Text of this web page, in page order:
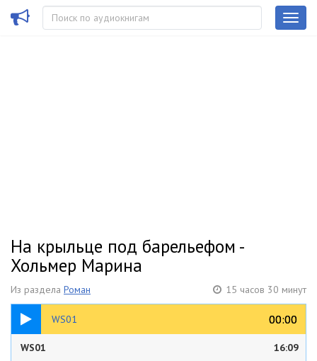
На крыльце под барельефом -
Хольмер Марина
Из раздела Роман 15 часов 30 минут
WS01 00:00
00:00
16:09
WS01 16:09